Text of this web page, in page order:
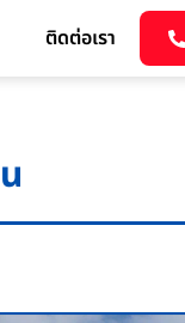
ติดต่อเรา